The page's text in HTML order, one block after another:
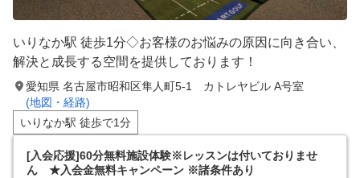
いりなか駅 徒歩1分◇お客様のお悩みの原因に向き合い、
解決と成長する空間を提供しております！
愛知県 名古屋市昭和区隼人町5-1 カトレヤビル A号室
(地図・経路)
いりなか駅 徒歩で1分
[入会応援]60分無料施設体験※レッスンは付いておりませ
ん ★入会金無料キャンペーン ※諸条件あり